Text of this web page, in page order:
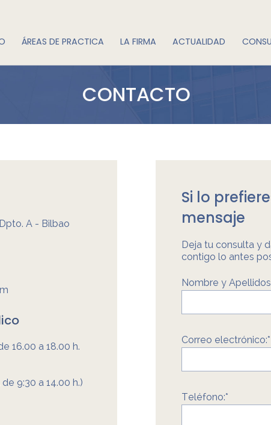
ÁREAS DE PRACTICA LA FIRMA ACTUALIDAD
CONTACTO
A - Bilbao
16.00 a 18.00 h.
9:30 a 14.00 h.)
Si lo
mensaje
Deja tu consulta y
contigo lo antes
Nombre y
Correo electrónico:*
Teléfono:*